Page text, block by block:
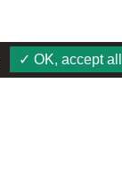
✓ OK, accept all